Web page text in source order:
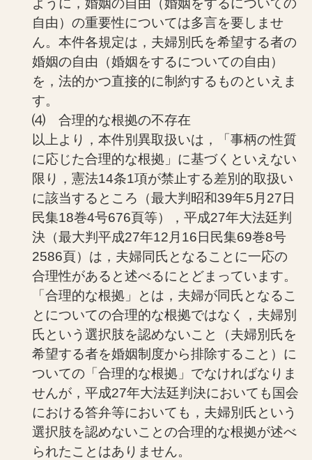
ように，婚姻の自由（婚姻をするについての
自由）の重要性については多言を要しませ
ん。本件各規定は，夫婦別氏を希望する者の
婚姻の自由（婚姻をするについての自由）
を，法的かつ直接的に制約するものといえま
す。
⑷ 合理的な根拠の不存在
以上より，本件別異取扱いは，「事柄の性質
に応じた合理的な根拠」に基づくといえない
限り，憲法14条1項が禁止する差別的取扱い
に該当するところ（最大判昭和39年5月27日
民集18巻4号676頁等），平成27年大法廷判
決（最大判平成27年12月16日民集69巻8号
2586頁）は，夫婦同氏となることに一応の
合理性があると述べるにとどまっています。
「合理的な根拠」とは，夫婦が同氏となるこ
とについての合理的な根拠ではなく，夫婦別
氏という選択肢を認めないこと（夫婦別氏を
希望する者を婚姻制度から排除すること）に
ついての「合理的な根拠」でなければなりま
せんが，平成27年大法廷判決においても国会
における答弁等においても，夫婦別氏という
選択肢を認めないことの合理的な根拠が述べ
られたことはありません。